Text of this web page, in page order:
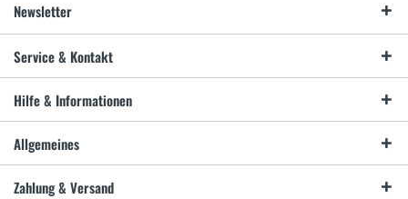
Newsletter
Service & Kontakt
Hilfe & Informationen
Allgemeines
Zahlung & Versand